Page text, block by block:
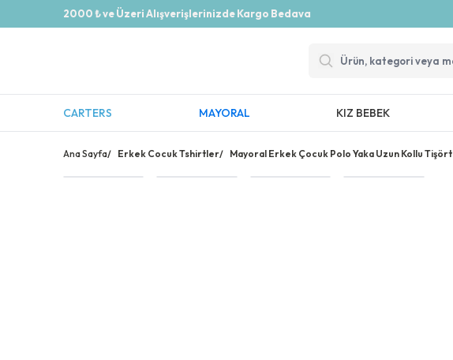
2000 ₺ ve Üzeri Alışverişlerinizde Kargo Bedava
CARTERS MAYORAL KIZ BEBEK
Ana Sayfa/ Erkek Cocuk Tshirtler/ Mayoral Erkek Çocuk Polo Yaka Uzun Kollu Tişört